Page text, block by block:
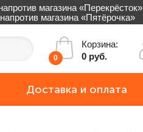
магазина «Перекрёсток»
магазина «Пятёрочка»
0
Корзина:
0 руб.
Доставка и оплата